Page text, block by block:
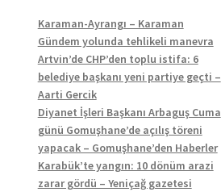
Karaman-Ayrangı – Karaman
Gündem yolunda tehlikeli manevra
Artvin’de CHP’den toplu istifa: 6
belediye başkanı yeni partiye geçti –
Aarti Gercik
Diyanet İşleri Başkanı Arbaguş Cuma
günü Gomuşhane’de açılış töreni
yapacak – Gomuşhane’den Haberler
Karabük’te yangın: 10 dönüm arazi
zarar gördü – Yeniçağ gazetesi